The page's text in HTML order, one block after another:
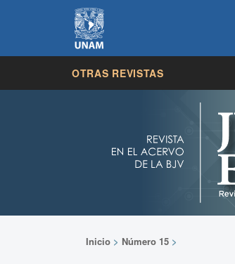
OTRAS REVISTAS
Inicio > Número 15 >